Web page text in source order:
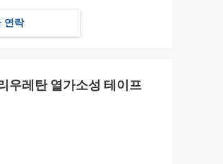
연락
우레탄 열가소성 테이프